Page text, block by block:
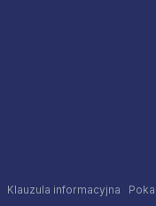
Klauzula informacyjna